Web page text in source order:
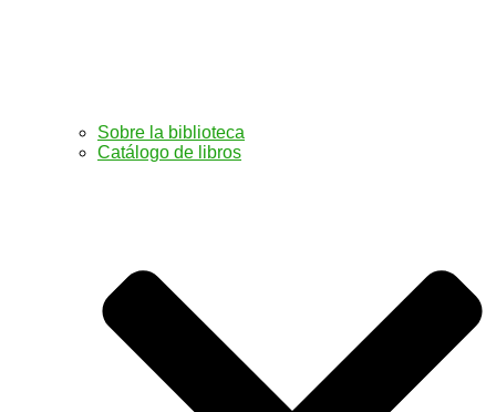
Sobre la biblioteca
Catálogo de libros